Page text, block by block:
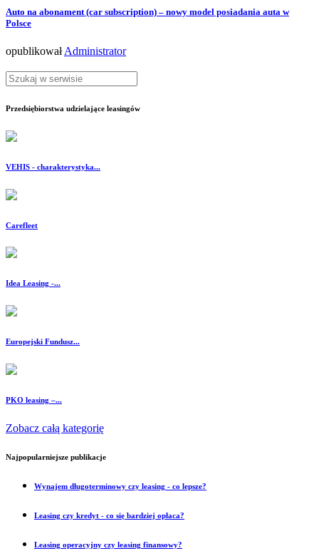
Auto na abonament (car subscription) – nowy model posiadania auta w
Polsce
opublikował Administrator
Przedsiębiorstwa udzielające leasingów
VEHIS - charakterystyka...
Carefleet
Idea Leasing -...
Europejski Fundusz...
PKO leasing –...
Zobacz całą kategorię
Najpopularniejsze publikacje
Wynajem długoterminowy czy leasing - co lepsze?
Leasing czy kredyt - co się bardziej opłaca?
Leasing operacyjny czy leasing finansowy?